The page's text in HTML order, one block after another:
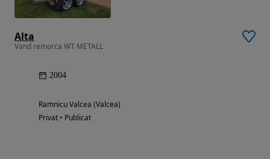
Alta
Vand remorca WT METALL
2004
Ramnicu Valcea (Valcea)
Privat • Publicat